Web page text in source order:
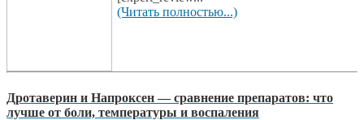
(Читать полностью...)
Дротаверин и Напроксен — сравнение препаратов: что
лучше от боли, температуры и воспаления